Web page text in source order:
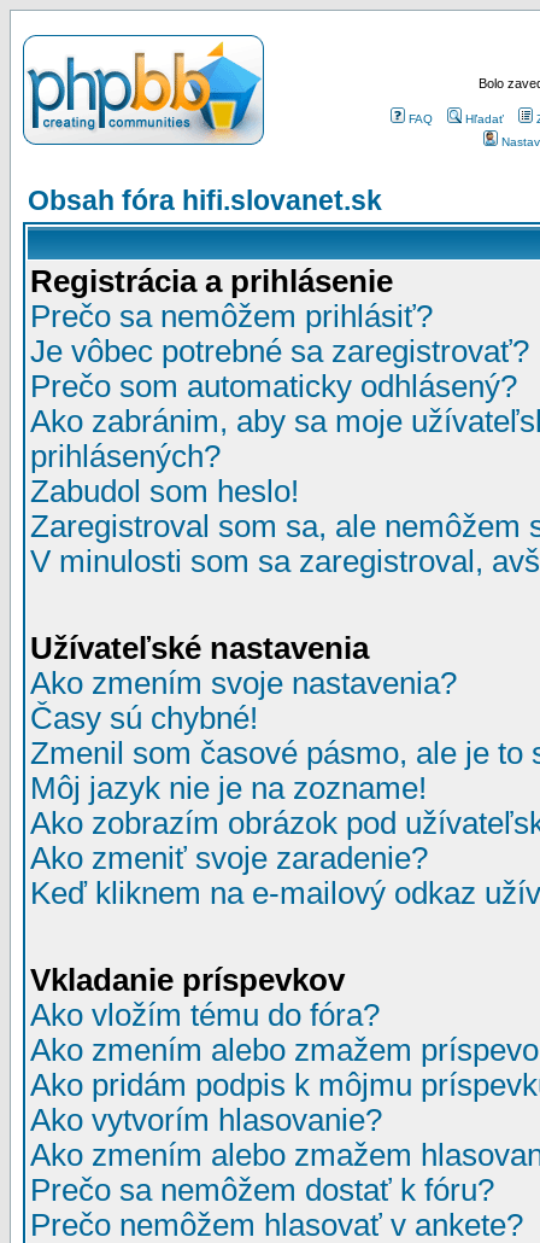
Bolo
FAQ Hľadať
Obsah fóra hifi.slovanet.sk
Registrácia a prihlásenie
Prečo sa nemôžem prihlásiť?
Je vôbec potrebné sa zaregistrovať?
Prečo som automaticky odhlásený?
Ako zabránim, aby sa moje
prihlásených?
Zabudol som heslo!
Zaregistroval som sa, ale nemôžem
V minulosti som sa zaregistroval,
Užívateľské nastavenia
Ako zmením svoje nastavenia?
Časy sú chybné!
Zmenil som časové pásmo, ale je to
Môj jazyk nie je na zozname!
Ako zobrazím obrázok pod
Ako zmeniť svoje zaradenie?
Keď kliknem na e-mailový odkaz
Vkladanie príspevkov
Ako vložím tému do fóra?
Ako zmením alebo zmažem
Ako pridám podpis k môjmu
Ako vytvorím hlasovanie?
Ako zmením alebo zmažem
Prečo sa nemôžem dostať k fóru?
Prečo nemôžem hlasovať v ankete?